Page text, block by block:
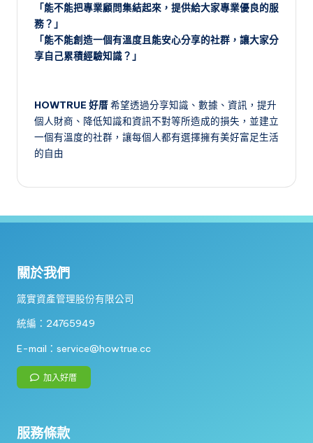
「能不能把專業顧問集結起來，提供給大家專業優良的服
務？」
「​能不能創造一個有溫度且能安心分享的社群，讓大家分
享自己累積經驗知識？」
HOWTRUE 好厝希望透過分享知識、數據、資訊，提升
個人財商、降低知識和資訊不對等所造成的損失，並建立
一個有溫度的社群，讓每個人都有選擇擁有美好富足生活
的自由
關於我們
箴實資產管理股份有限公司
統編：24765949
E-mail：service@howtrue.cc
加入好厝
服務條款